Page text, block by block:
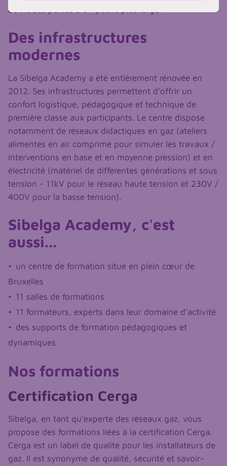
ouvre ses portes à un public plus large.
Des infrastructures
modernes
La Sibelga Academy a été entièrement rénovée en
2012. Ses infrastructures permettent d’offrir un
confort logistique, pédagogique et technique de
première classe aux participants. Le centre dispose
notamment de réseaux didactiques en gaz (ateliers
alimentés en air comprimé pour simuler les travaux /
interventions en base et en moyenne pression) et en
électricité (matériel de différentes générations et sous
tension - 11kV pour le réseau haute tension et 230V /
400V pour la basse tension).
Sibelga Academy, c'est
aussi...
un centre de formation situé en plein cœur de
Bruxelles
11 salles de formations
11 formateurs, experts dans leur domaine d’activité
des supports de formation pédagogiques et
dynamiques
Nos formations
Certification Cerga
Sibelga, en tant qu’experte des réseaux gaz, vous
propose des formations liées à la certification Cerga.
Cerga est un label de qualité pour les installateurs de
gaz. Il est synonyme de qualité, sécurité et savoir-